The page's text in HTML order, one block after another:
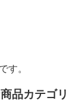
す。
品カテゴリ